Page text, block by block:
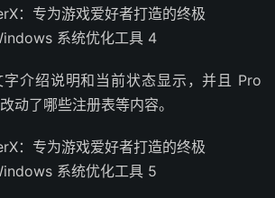
介绍说明和当前状态显示，并且 Pro
动了哪些注册表等内容。